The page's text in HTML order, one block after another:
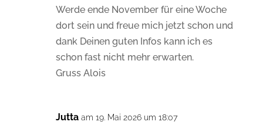
Werde ende November für eine Woche
dort sein und freue mich jetzt schon und
dank Deinen guten Infos kann ich es
schon fast nicht mehr erwarten.
Gruss Alois
Jutta am 19. Mai 2026 um 18:07